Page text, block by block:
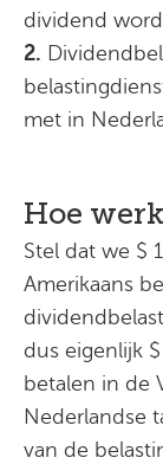
dividend
2.
met in
Hoe
Stel dat we $
Amerikaans
dus eigenlijk
betalen in de
Nederlandse
van de